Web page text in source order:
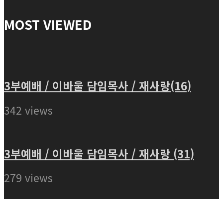
MOST VIEWED
3부예배 / 이바울 담임목사 / 재사랑(16)
342 views
3부예배 / 이바울 담임목사 / 재사랑 (31)
279 views